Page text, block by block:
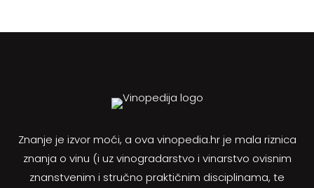
Znanje je izvor moći, a ova vinopedia.hr je mala riznica
znanja o vinu (i uz vinogradarstvo i vinarstvo ovisnim
znanstvenim i stručno praktičnim disciplinama, te